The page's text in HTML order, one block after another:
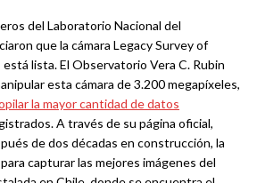
del Laboratorio Nacional del
que la cámara Legacy Survey of
está lista. El Observatorio Vera C. Rubin
esta cámara de 3.200 megapíxeles,
la mayor cantidad de datos
A través de su página oficial,
de dos décadas en construcción, la
capturar las mejores imágenes del